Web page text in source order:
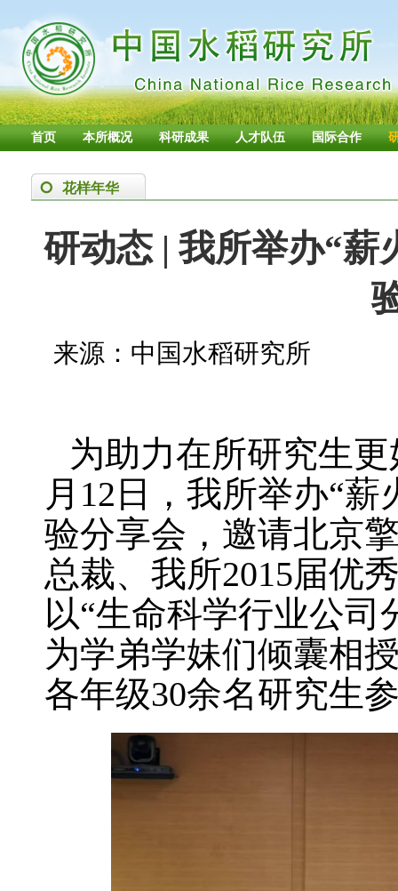
首页 本所概况 科研成果 人才队伍 国际合作
花样年华
研动态 | 我所举办“薪
来源：中国水稻研究所
为助力在所研究生
月12日，我所举办“
验分享会，邀请北京
总裁、我所2015届优
以“生命科学行业公司
为学弟学妹们倾囊相
各年级30余名研究生